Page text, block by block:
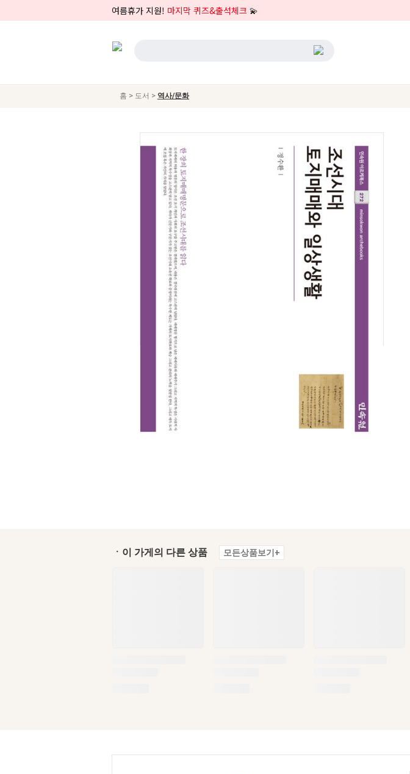
여름휴가 지원! 마지막 퀴즈&출석체크 💫
홈 > 도서 > 역사/문화
ㆍ이 가게의 다른 상품 모든상품보기+